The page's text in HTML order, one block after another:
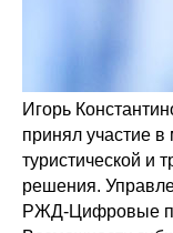
Игорь
принял участие в
туристической и
решения.
РЖД-Цифровые